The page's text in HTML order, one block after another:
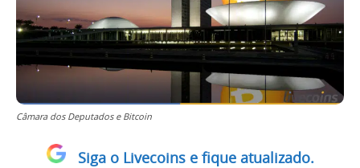
Câmara dos Deputados e Bitcoin
Siga o Livecoins e fique atualizado.